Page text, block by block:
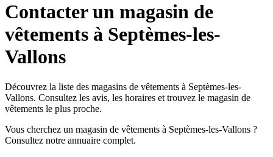
Contacter un magasin de
vêtements à Septèmes-les-
Vallons
Découvrez la liste des magasins de vêtements à Septèmes-les-
Vallons. Consultez les avis, les horaires et trouvez le magasin de
vêtements le plus proche.
Vous cherchez un magasin de vêtements à Septèmes-les-Vallons ?
Consultez notre annuaire complet.